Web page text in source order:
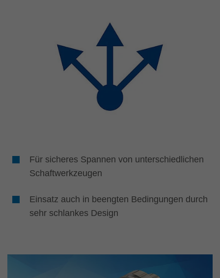
Für sicheres Spannen von unterschiedlichen
Schaftwerkzeugen
Einsatz auch in beengten Bedingungen durch
sehr schlankes Design